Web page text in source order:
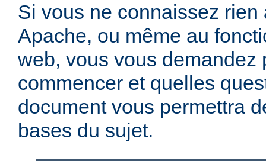
Si vous ne connaissez rien
Apache, ou même au
web, vous vous demandez
commencer et quelles
document vous permettra
bases du sujet.